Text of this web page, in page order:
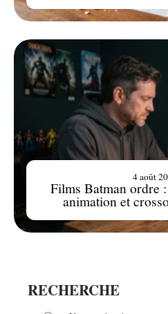
Films Batman ordre
animation et
4 août
RECHERCHE